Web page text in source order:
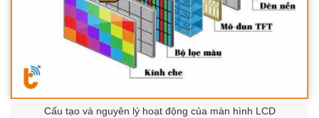
Cấu tạo và nguyên lý hoạt động của màn hình LCD